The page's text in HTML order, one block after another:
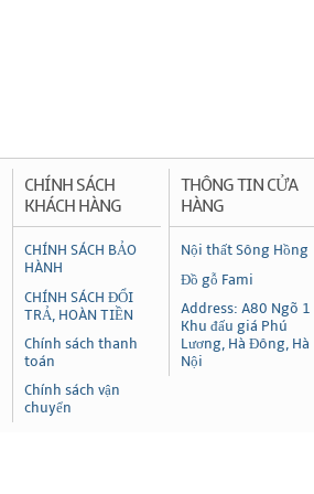
CHÍNH SÁCH
KHÁCH HÀNG
CHÍNH SÁCH BẢO
HÀNH
CHÍNH SÁCH ĐỔI
TRẢ, HOÀN TIỀN
Chính sách thanh
toán
Chính sách vận
chuyển
THÔNG TIN CỬA
HÀNG
Nội thất Sông Hồng
Đồ gỗ Fami
Address: A80 Ngõ 1
Khu đấu giá Phú
Lương, Hà Đông, Hà
Nội